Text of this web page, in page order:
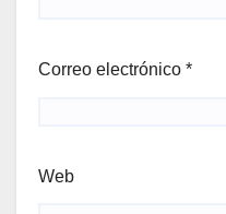
Correo electrónico *
Web